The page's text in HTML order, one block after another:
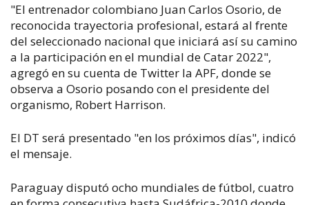
"El entrenador colombiano Juan Carlos Osorio, de
reconocida trayectoria profesional, estará al frente
del seleccionado nacional que iniciará así su camino
a la participación en el mundial de Catar 2022",
agregó en su cuenta de Twitter la APF, donde se
observa a Osorio posando con el presidente del
organismo, Robert Harrison.
El DT será presentado "en los próximos días", indicó
el mensaje.
Paraguay disputó ocho mundiales de fútbol, cuatro